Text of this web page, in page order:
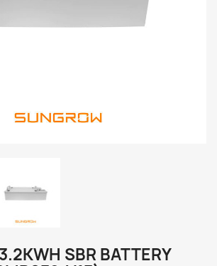
SBR BATTERY